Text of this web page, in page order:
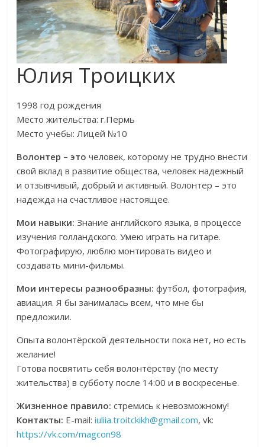
Юлия Троицких
1998 год рождения
Место жительства: г.Пермь
Место учебы: Лицей №10
Волонтер – это человек, которому не трудно внести
свой вклад в развитие общества, человек надежный
и отзывчивый, добрый и активный. Волонтер – это
надежда на счастливое настоящее.
Мои навыки: Знание английского языка, в процессе
изучения голландского. Умею играть на гитаре.
Фотографирую, люблю монтировать видео и
создавать мини-фильмы.
Мои интересы разнообразны: футбол, фотография,
авиация. Я бы занималась всем, что мне бы
предложили.
Опыта волонтёрской деятельности пока нет, но есть
желание!
Готова посвятить себя волонтёрству (по месту
жительства) в субботу после 14:00 и в воскресенье.
Жизненное правило: стремись к невозможному!
Контакты: Е-mail:iuliia.troitckikh@gmail.com, vk:
https://vk.com/magcon98